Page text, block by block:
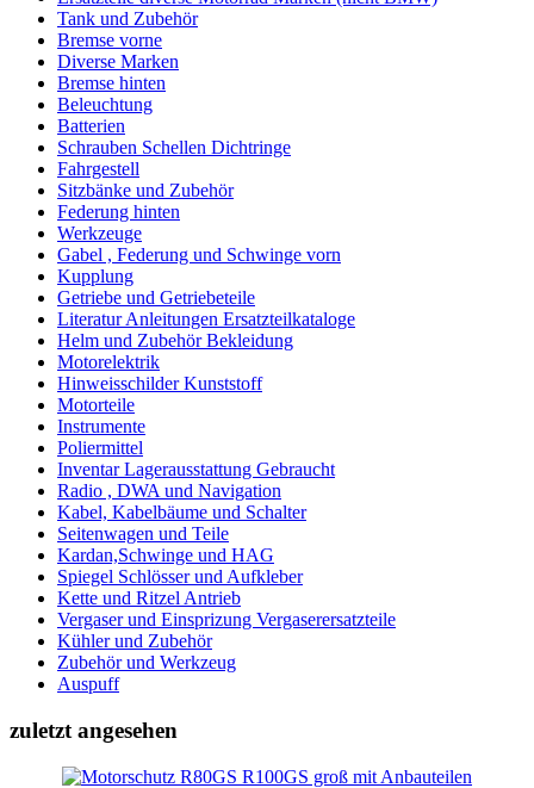
Tank und Zubehör
Bremse vorne
Diverse Marken
Bremse hinten
Beleuchtung
Batterien
Schrauben Schellen Dichtringe
Fahrgestell
Sitzbänke und Zubehör
Federung hinten
Werkzeuge
Gabel , Federung und Schwinge vorn
Kupplung
Getriebe und Getriebeteile
Literatur Anleitungen Ersatzteilkataloge
Helm und Zubehör Bekleidung
Motorelektrik
Hinweisschilder Kunststoff
Motorteile
Instrumente
Poliermittel
Inventar Lagerausstattung Gebraucht
Radio , DWA und Navigation
Kabel, Kabelbäume und Schalter
Seitenwagen und Teile
Kardan,Schwinge und HAG
Spiegel Schlösser und Aufkleber
Kette und Ritzel Antrieb
Vergaser und Einsprizung Vergaserersatzteile
Kühler und Zubehör
Zubehör und Werkzeug
Auspuff
zuletzt angesehen